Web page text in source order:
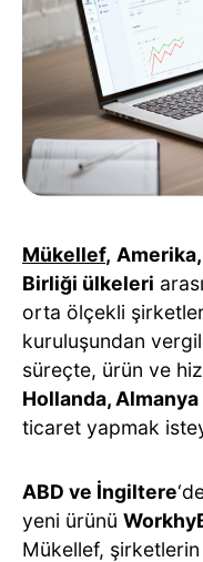
Mükellef,
Birliği ülkeleri
orta ölçekli
kuruluşundan
süreçte, ürün ve
Hollanda, Almanya
ticaret yapmak
ABD ve İngiltere
yeni ürünü
Mükellef,